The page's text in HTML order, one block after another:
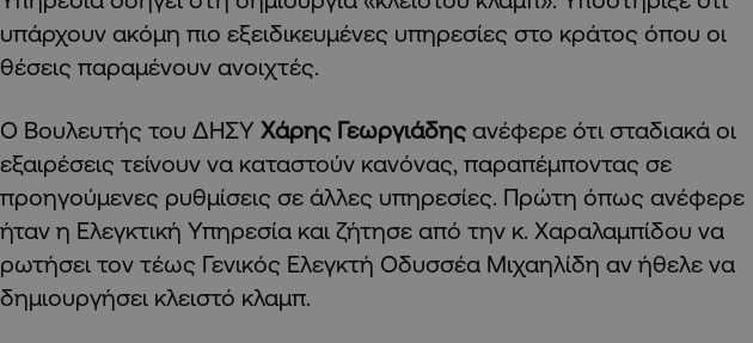
υπάρχουν ακόμη πιο εξειδικευμένες υπηρεσίες στο κράτος όπου οι
θέσεις παραμένουν ανοιχτές.
Ο Βουλευτής του ΔΗΣΥ Χάρης Γεωργιάδης ανέφερε ότι σταδιακά οι
εξαιρέσεις τείνουν να καταστούν κανόνας, παραπέμποντας σε
προηγούμενες ρυθμίσεις σε άλλες υπηρεσίες. Πρώτη όπως ανέφερε
ήταν η Ελεγκτική Υπηρεσία και ζήτησε από την κ. Χαραλαμπίδου να
ρωτήσει τον τέως Γενικός Ελεγκτή Οδυσσέα Μιχαηλίδη αν ήθελε να
δημιουργήσει κλειστό κλαμπ.